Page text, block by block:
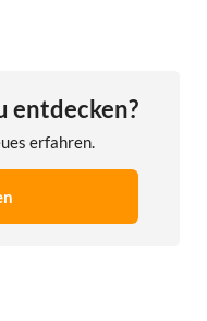
entdecken?
erfahren.